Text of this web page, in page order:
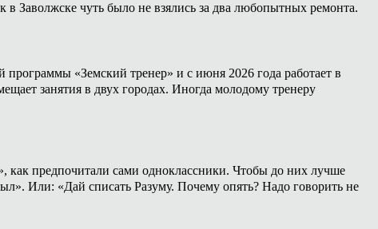
Заволжске чуть было не взялись за два любопытных ремонта.
«Земский тренер» и с июня 2026 года работает в
занятия в двух городах. Иногда молодому тренеру
как предпочитали сами одноклассники. Чтобы до них лучше
Или: «Дай списать Разуму. Почему опять? Надо говорить не